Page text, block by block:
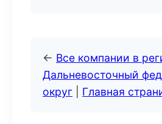
← Все компании в
Дальневосточный
округ
Главная